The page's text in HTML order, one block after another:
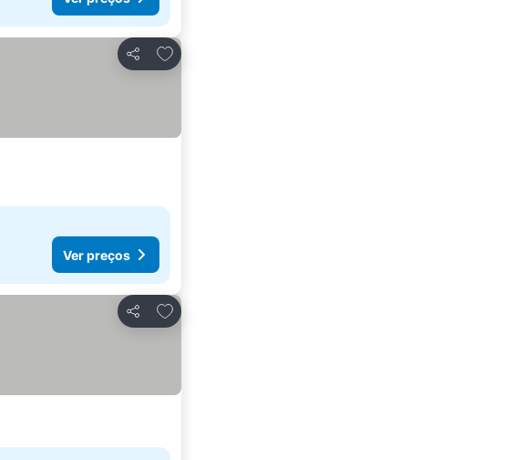
Partilhar
Adicionar aos favoritos
Ver preços
Partilhar
Adicionar aos favoritos